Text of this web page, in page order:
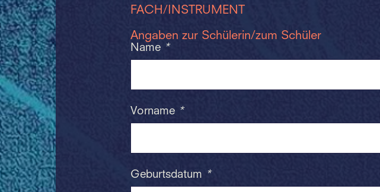
FACH/INSTRUMENT
Angaben zur Schülerin/zum Schüler
Name *
Vorname *
Geburtsdatum *